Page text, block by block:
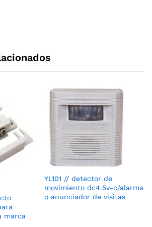
marca
YL101 // detector de
movimiento dc4.5v-c/alarma
o anunciador de visitas